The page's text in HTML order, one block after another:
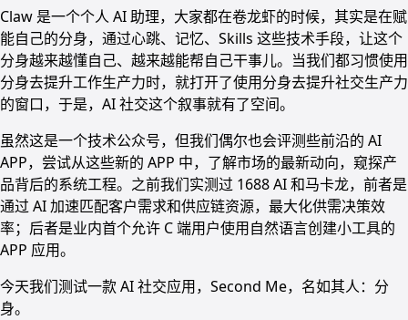
Claw 是一个个人 AI 助理，大家都在卷龙虾的时候，其实是在赋
能自己的分身，通过心跳、记忆、Skills 这些技术手段，让这个
分身越来越懂自己、越来越能帮自己干事儿。当我们都习惯使用
分身去提升工作生产力时，就打开了使用分身去提升社交生产力
的窗口，于是，AI 社交这个叙事就有了空间。
虽然这是一个技术公众号，但我们偶尔也会评测些前沿的 AI
APP，尝试从这些新的 APP 中，了解市场的最新动向，窥探产
品背后的系统工程。之前我们实测过 1688 AI 和马卡龙，前者是
通过 AI 加速匹配客户需求和供应链资源，最大化供需决策效
率；后者是业内首个允许 C 端用户使用自然语言创建小工具的
APP 应用。
今天我们测试一款 AI 社交应用，Second Me，名如其人：分
身。